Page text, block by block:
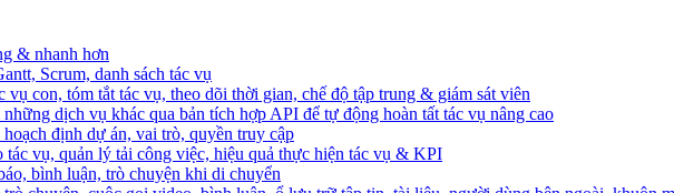
& nhanh hơn
Scrum, danh sách tác vụ
vụ con, tóm tắt tác vụ, theo dõi thời gian, chế độ tập trung & giám sát viên
dịch vụ khác qua bản tích hợp API để tự động hoàn tất tác vụ nâng cao
định dự án, vai trò, quyền truy cập
tác vụ, quản lý tải công việc, hiệu quả thực hiện tác vụ & KPI
bình luận, trò chuyện khi di chuyển